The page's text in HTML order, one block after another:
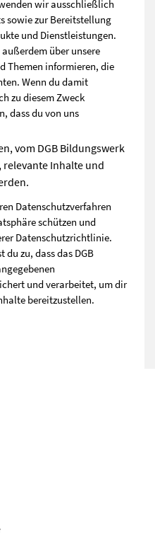
wir ausschließlich
sowie zur Bereitstellung
und Dienstleistungen.
über unsere
Themen informieren, die
Wenn du damit
zu diesem Zweck
dass du von uns
vom DGB Bildungswerk
relevante Inhalte und
Datenschutzverfahren
schützen und
Datenschutzrichtlinie.
du zu, dass das DGB
und verarbeitet, um dir
bereitzustellen.